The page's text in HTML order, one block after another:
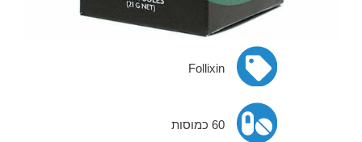
Follixin
60 כמוסות